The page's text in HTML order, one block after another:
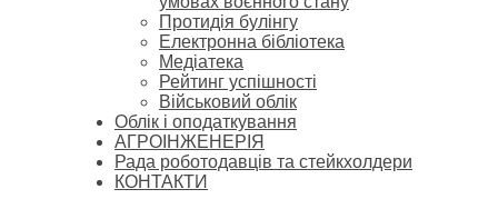
Протидія булінгу
Електронна бібліотека
Медіатека
Рейтинг успішності
Військовий облік
Облік і оподаткування
АГРОІНЖЕНЕРІЯ
Рада роботодавців та стейкхолдери
КОНТАКТИ